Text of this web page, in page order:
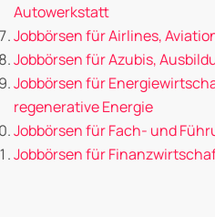
Autowerkstatt
Jobbörsen für Airlines,
Jobbörsen für Azubis,
Jobbörsen für
regenerative Energie
Jobbörsen für Fach- und
Jobbörsen für